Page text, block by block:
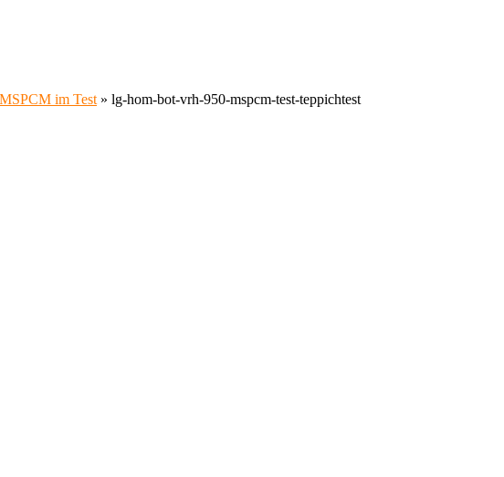
im Test » lg-hom-bot-vrh-950-mspcm-test-teppichtest